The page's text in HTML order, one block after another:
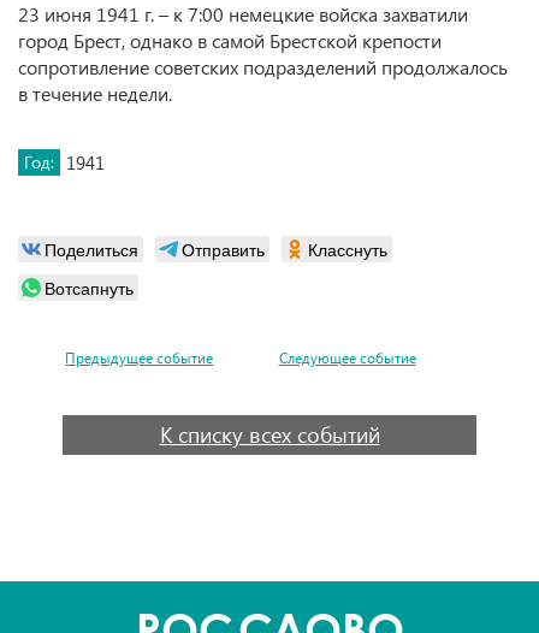
23 июня 1941 г. – к 7:00 немецкие войска захватили
город Брест, однако в самой Брестской крепости
сопротивление советских подразделений продолжалось
в течение недели.
Год: 1941
Поделиться Отправить
Класснуть
Вотсапнуть
Предыдущее событие Следующее событие
К списку всех событий